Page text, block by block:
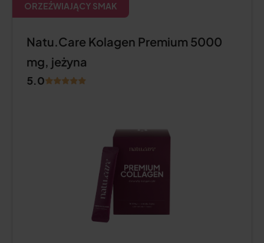
ORZEŹWIAJĄCY SMAK
Natu.Care Kolagen Premium 5000
mg, jeżyna
5.0